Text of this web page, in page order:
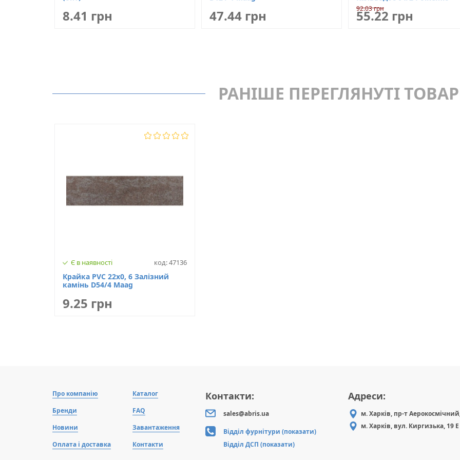
8.41 грн 47.44 грн 92.03 грн
55.22 грн
РАНІШЕ ПЕРЕГЛЯНУТІ
Є в наявності код: 47136
Крайка PVC 22х0, 6 Залізний
камінь D54/4 Maag
9.25 грн
Про компанію
Бренди
Новини
Оплата і доставка
Каталог
FAQ
Завантаження
Контакти
Контакти:
sales@abris.ua
Відділ фурнітури (показати)
Відділ ДСП (показати)
Адреси:
м. Харків, пр-т
м. Харків, вул. Киргизька, 19 Е